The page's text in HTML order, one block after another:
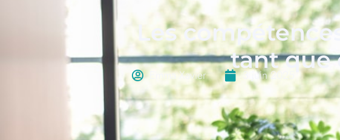
Les
tant que
Emma Xavier 3 juin 2025